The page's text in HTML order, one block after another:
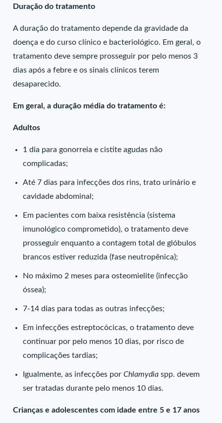
Duração do tratamento
A duração do tratamento depende da gravidade da
doença e do curso clínico e bacteriológico. Em geral, o
tratamento deve sempre prosseguir por pelo menos 3
dias após a febre e os sinais clínicos terem
desaparecido.
Em geral, a duração média do tratamento é:
Adultos
1 dia para gonorreia e cistite agudas não
complicadas;
Até 7 dias para infecções dos rins, trato urinário e
cavidade abdominal;
Em pacientes com baixa resistência (sistema
imunológico comprometido), o tratamento deve
prosseguir enquanto a contagem total de glóbulos
brancos estiver reduzida (fase neutropênica);
No máximo 2 meses para osteomielite (infecção
óssea);
7-14 dias para todas as outras infecções;
Em infecções estreptocócicas, o tratamento deve
continuar por pelo menos 10 dias, por risco de
complicações tardias;
Igualmente, as infecções porChlamydiaspp. devem
ser tratadas durante pelo menos 10 dias.
Crianças e adolescentes com idade entre 5 e 17 anos